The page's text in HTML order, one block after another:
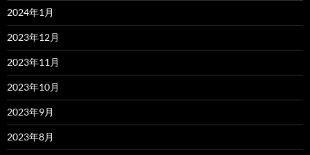
2024年1月
2023年12月
2023年11月
2023年10月
2023年9月
2023年8月